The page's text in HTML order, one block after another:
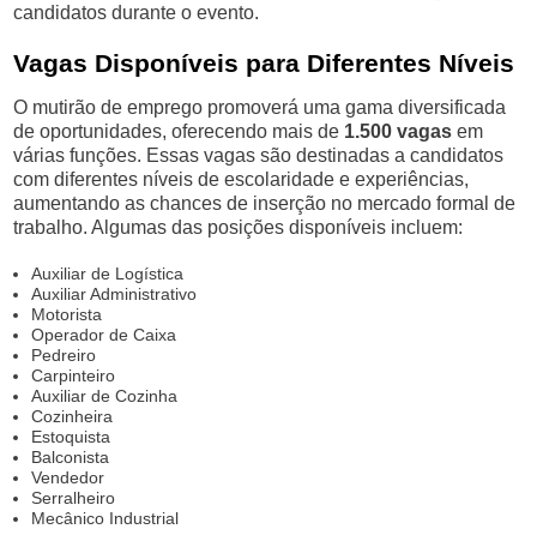
candidatos durante o evento.
Vagas Disponíveis para Diferentes Níveis
O mutirão de emprego promoverá uma gama diversificada
de oportunidades, oferecendo mais de 1.500 vagas em
várias funções. Essas vagas são destinadas a candidatos
com diferentes níveis de escolaridade e experiências,
aumentando as chances de inserção no mercado formal de
trabalho. Algumas das posições disponíveis incluem:
Auxiliar de Logística
Auxiliar Administrativo
Motorista
Operador de Caixa
Pedreiro
Carpinteiro
Auxiliar de Cozinha
Cozinheira
Estoquista
Balconista
Vendedor
Serralheiro
Mecânico Industrial